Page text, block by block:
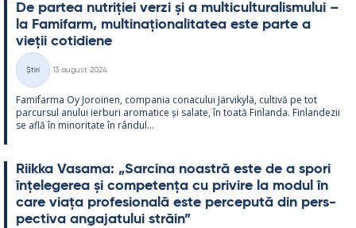
De par­tea nut­riției verzi și a mul­ticul­tu­ra­lis­mu­lui –
la Fa­mi­farm, mul­ti­națio­na­li­ta­tea este parte a
vieții co­ti­diene
Categorii
Știri
13 august 2024
Fa­mi­farma Oy Jo­roi­nen, com­pa­nia co­nacu­lui Jär­vi­kylä, cul­tivă pe tot
parcur­sul anu­lui ier­buri aro­ma­tice și sa­late, în toată Fin­landa. Fin­lan­dezii
se află în mi­no­ri­tate în rân­dul...
Riikka Va­sama: „Sarcina noa­stră este de a spori
înțe­le­ge­rea și com­pe­tența cu pri­vire la mo­dul în
care viața pro­fe­sio­nală este perce­pută din pers­
pec­tiva an­ga­ja­tu­lui străin”